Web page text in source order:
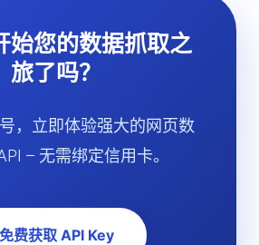
始您的数据抓取之
旅了吗？
，立即体验强大的网页数
– 无需绑定信用卡。
免费获取 API Key